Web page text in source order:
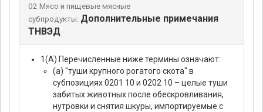
02 Мясо и пищевые мясные
субпродукты: Дополнительные примечания
ТНВЭД
1(А) Перечисленные ниже термины означают:
(а) "туши крупного рогатого скота" в
субпозициях 0201 10 и 0202 10 – целые туши
забитых животных после обескровливания,
нутровки и снятия шкуры, импортируемые с